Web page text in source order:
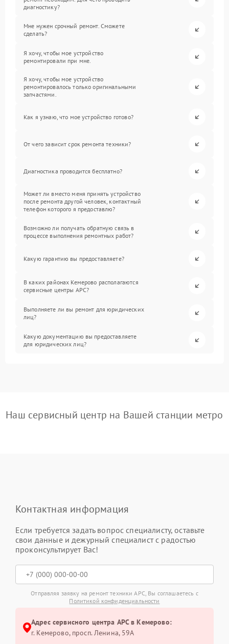
диагностику?
Мне нужен срочный ремонт. Сможете
сделать?
Я хочу, чтобы мое устройство
ремонтировали при мне.
Я хочу, чтобы мое устройство
ремонтировалось только оригинальными
запчастями.
Как я узнаю, что мое устройство готово?
От чего зависит срок ремонта техники?
Диагностика проводится бесплатно?
Может ли вместо меня принять устройство
после ремонта другой человек, контактный
телефон которого я предоставлю?
Возможно ли получать обратную связь в
процессе выполнения ремонтных работ?
Какую гарантию вы предоставляете?
В каких районах Кемерово располагаются
сервисные центры APC?
Выполняете ли вы ремонт для юридических
лиц?
Какую документацию вы предоставляете
для юридических лиц?
Наш сервисный центр на Вашей станции метро
Контактная информация
Если требуется задать вопрос специалисту, оставьте
свои данные и дежурный специалист с радостью
проконсультирует Вас!
Отправляя заявку на ремонт техники APC, Вы соглашаетесь с
Политикой конфиденциальности
Адрес сервисного центра APC в Кемерово:
г. Кемерово, просп. Ленина, 59А